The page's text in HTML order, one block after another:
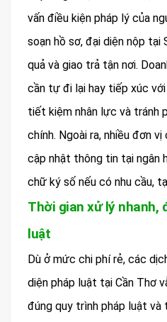
vấn điều kiện pháp lý của
soạn hồ sơ, đại diện nộp
quả và giao trả tận nơi.
cần tự đi lại hay tiếp xúc
tiết kiệm nhân lực và tránh
chính. Ngoài ra, nhiều đơn
cập nhật thông tin tại ngân
chữ ký số nếu có nhu cầu,
Thời gian xử lý nhanh,
luật
Dù ở mức chi phí rẻ, các
diện pháp luật tại Cần Thơ
đúng quy trình pháp luật và